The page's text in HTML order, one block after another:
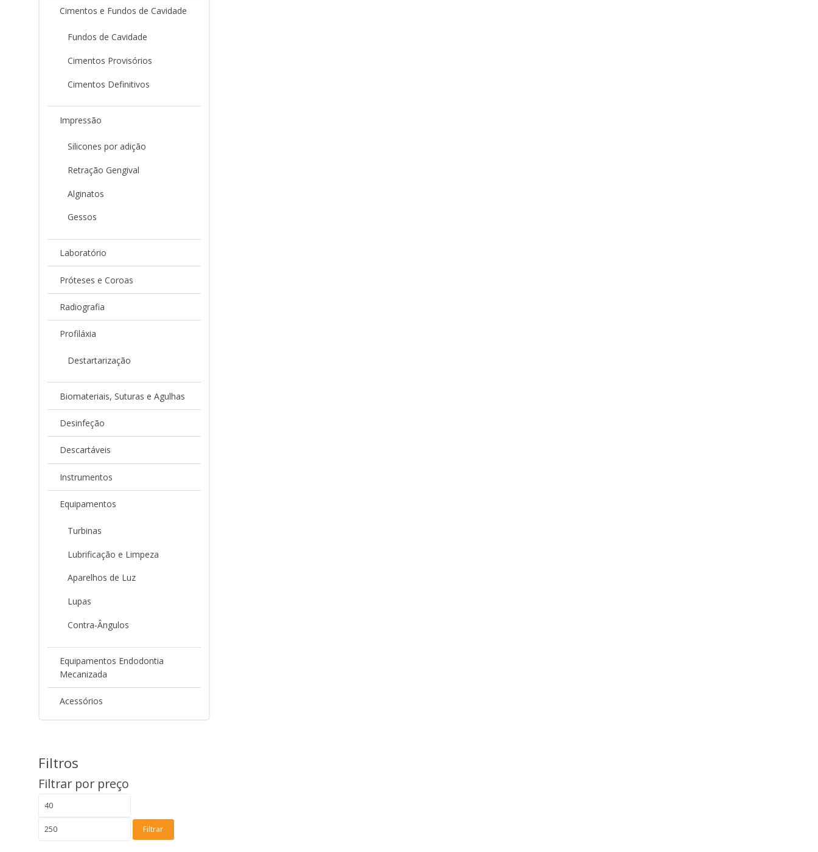
Cimentos e Fundos de Cavidade
Fundos de Cavidade
Cimentos Provisórios
Cimentos Definitivos
Impressão
Silicones por adição
Retração Gengival
Alginatos
Gessos
Laboratório
Próteses e Coroas
Radiografia
Profiláxia
Destartarização
Biomateriais, Suturas e Agulhas
Desinfeção
Descartáveis
Instrumentos
Equipamentos
Turbinas
Lubrificação e Limpeza
Aparelhos de Luz
Lupas
Contra-Ângulos
Equipamentos Endodontia
Mecanizada
Acessórios
Filtros
Filtrar por preço
mínimo
Filtrar